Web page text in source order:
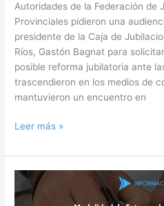
Autoridades de la Federación de
Provinciales pidieron una
presidente de la Caja de
Ríos, Gastón Bagnat para
posible reforma jubilatoria ante
trascendieron en los medios de
mantuvieron un encuentro en
de
la
reforma
jubilatoria
Leer más »
Presentación
de